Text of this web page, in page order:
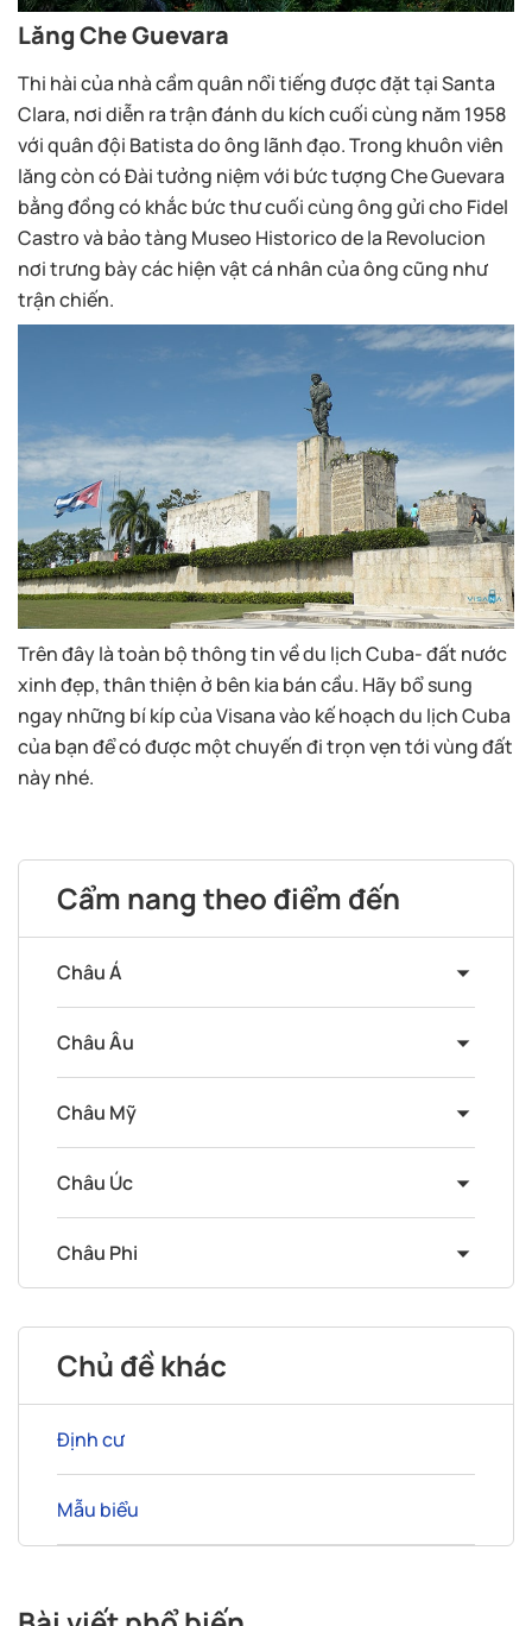
Lăng Che Guevara
Thi hài của nhà cầm quân nổi tiếng được đặt tại Santa
Clara, nơi diễn ra trận đánh du kích cuối cùng năm 1958
với quân đội Batista do ông lãnh đạo. Trong khuôn viên
lăng còn có Đài tưởng niệm với bức tượng Che Guevara
bằng đồng có khắc bức thư cuối cùng ông gửi cho Fidel
Castro và bảo tàng Museo Historico de la Revolucion
nơi trưng bày các hiện vật cá nhân của ông cũng như
trận chiến.
Trên đây là toàn bộ thông tin về du lịch Cuba- đất nước
xinh đẹp, thân thiện ở bên kia bán cầu. Hãy bổ sung
ngay những bí kíp của Visana vào kế hoạch du lịch Cuba
của bạn để có được một chuyến đi trọn vẹn tới vùng đất
này nhé.
Cẩm nang theo điểm đến
Châu Á
Châu Âu
Châu Mỹ
Châu Úc
Châu Phi
Chủ đề khác
Định cư
Mẫu biểu